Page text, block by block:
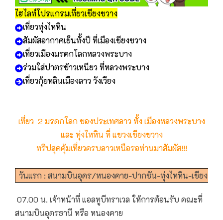
ไฮไลท์โปรแกรมเที่ยวเชียงขวาง
เที่ยวทุ่งไหหิน
สัมผัสอากาศเย็นทั้งปี ที่เมืองเชียงขวาง
เที่ยวเมืองมรดกโลกหลวงพระบาง
ร่วมใส่ปาตรข้าวเหนียว ที่หลวงพระบาง
เที่ยวกุ้ยหลินเมืองลาว วังเวียง
เที่ยว 2 มรดกโลก ของประเทศลาว ทั้ง เมืองหลวงพระบาง
และ ทุ่งไหหิน ที่ แขวงเชียงขวาง
ทริปสุดคุ้มเที่ยวครบลาวเหนือรอท่านมาสัมผัส!!!
วันแรก : สนามบินอุดร/หนองคาย-ปากซัน-ทุ่งไหหิน-เชียงขวา
07.00 น. เจ้าหน้าที่ แอลทูบีทราเวล ให้การต้อนรับ คณะที่
สนามบินอุดรธานี หรือ หนองคาย